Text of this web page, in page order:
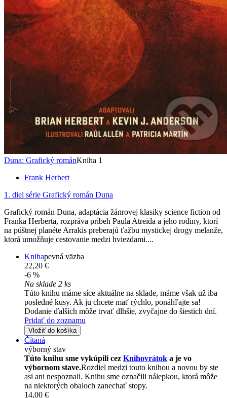
Duna: Grafický románKniha 1
Frank Herbert
1. diel série Grafický román Duna
Grafický román Duna, adaptácia žánrovej klasiky science fiction od
Franka Herberta, rozpráva príbeh Paula Atreida a jeho rodiny, ktorí
na púštnej planéte Arrakis preberajú ťažbu mystickej drogy melanže,
ktorá umožňuje cestovanie medzi hviezdami....
Knihapevná väzba
22,20 €
-6 %
Na sklade 2 ks
Túto knihu máme síce aktuálne na sklade, máme však už iba
posledné kusy. Ak ju chcete mať rýchlo, ponáhľajte sa!
Dodanie ďalších môže trvať dlhšie, zvyčajne do šiestich dní.
Pridať do zoznamu
Vložiť do košíka
Čítaná
výborný stav
Túto knihu sme vykúpili cez Knihovrátok a je vo
výbornom stave.Rozdiel medzi touto knihou a novou by ste
asi ani nespoznali. Knihu sme označili nálepkou, ktorá môže
na niektorých obaloch zanechať stopy.
14,00 €